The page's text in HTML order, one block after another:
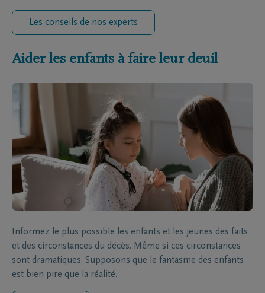
Les conseils de nos experts
Aider les enfants à faire leur deuil
Informez le plus possible les enfants et les jeunes des faits
et des circonstances du décès. Même si ces circonstances
sont dramatiques. Supposons que le fantasme des enfants
est bien pire que la réalité.